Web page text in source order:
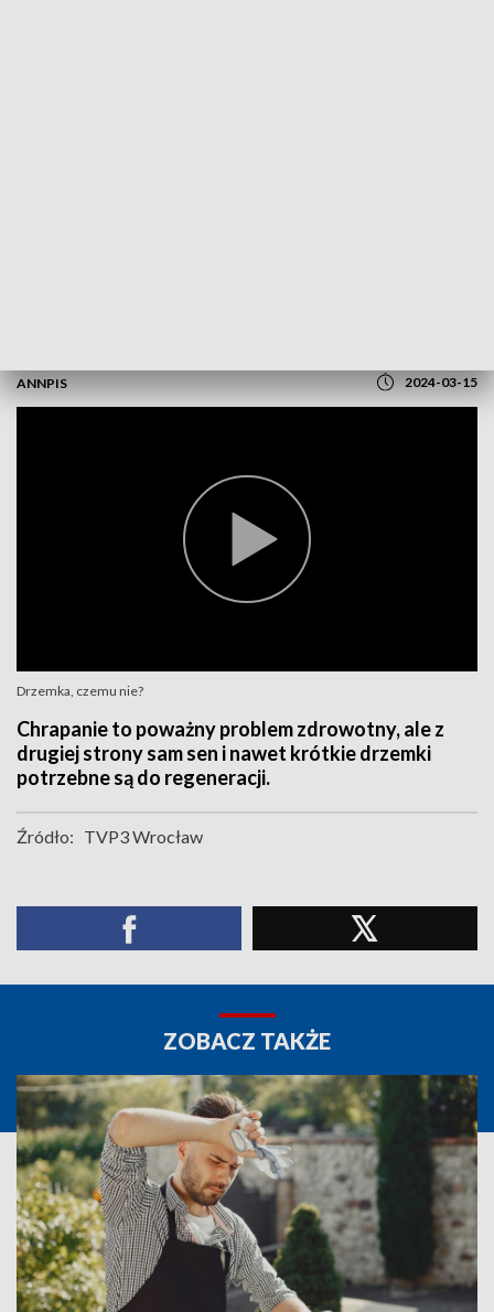
ANNPIS 2024-03-15
Drzemka, czemu nie?
Chrapanie to poważny problem zdrowotny, ale z
drugiej strony sam sen i nawet krótkie drzemki
potrzebne są do regeneracji.
Źródło: TVP3 Wrocław
ZOBACZ TAKŻE